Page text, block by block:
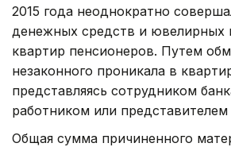
2015 года неоднократно
денежных средств и ювелирных
квартир пенсионеров. Путем
незаконного проникала в
представляясь сотрудником
работником или
Общая сумма причиненного